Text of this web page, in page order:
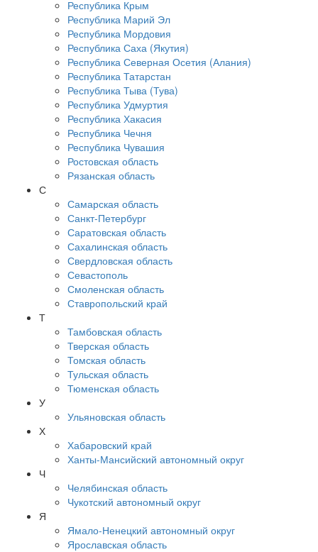
Республика Крым
Республика Марий Эл
Республика Мордовия
Республика Саха (Якутия)
Республика Северная Осетия (Алания)
Республика Татарстан
Республика Тыва (Тува)
Республика Удмуртия
Республика Хакасия
Республика Чечня
Республика Чувашия
Ростовская область
Рязанская область
С
Самарская область
Санкт-Петербург
Саратовская область
Сахалинская область
Свердловская область
Севастополь
Смоленская область
Ставропольский край
Т
Тамбовская область
Тверская область
Томская область
Тульская область
Тюменская область
У
Ульяновская область
Х
Хабаровский край
Ханты-Мансийский автономный округ
Ч
Челябинская область
Чукотский автономный округ
Я
Ямало-Ненецкий автономный округ
Ярославская область